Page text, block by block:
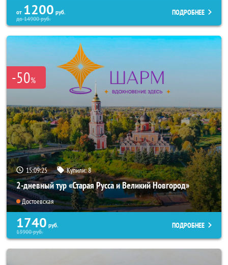
от 1200 руб.
до14900руб.
ПОДРОБНЕЕ
-50%
15:09:22 Купили:8
2-дневный тур «Старая Русса и Великий Новгород»
Достоевская
1740 руб.
13900руб.
ПОДРОБНЕЕ